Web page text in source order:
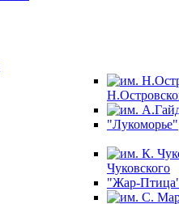
"Лукоморье"
Чуковского
"Жар-